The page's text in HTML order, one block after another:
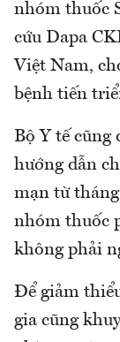
nhóm thuốc
cứu Dapa
Việt Nam,
bệnh tiến
Bộ Y tế cũng
hướng dẫn
mạn từ
nhóm thuốc
không phải
Để giảm
gia cũng